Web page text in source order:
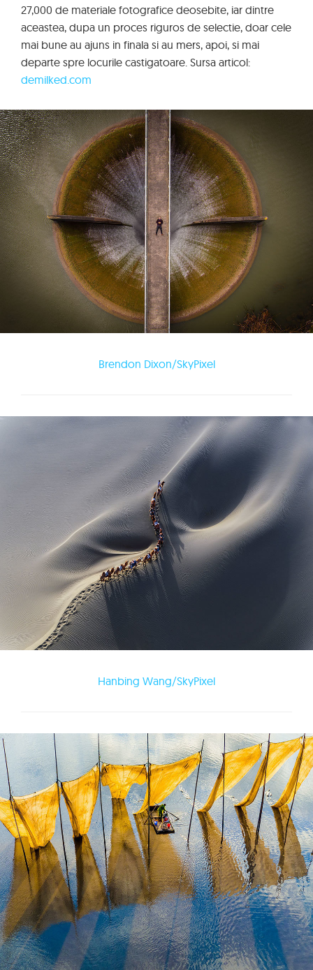
27,000 de materiale fotografice deosebite, iar dintre
aceastea, dupa un proces riguros de selectie, doar cele
mai bune au ajuns in finala si au mers, apoi, si mai
departe spre locurile castigatoare. Sursa articol:
demilked.com
Brendon Dixon/SkyPixel
Hanbing Wang/SkyPixel